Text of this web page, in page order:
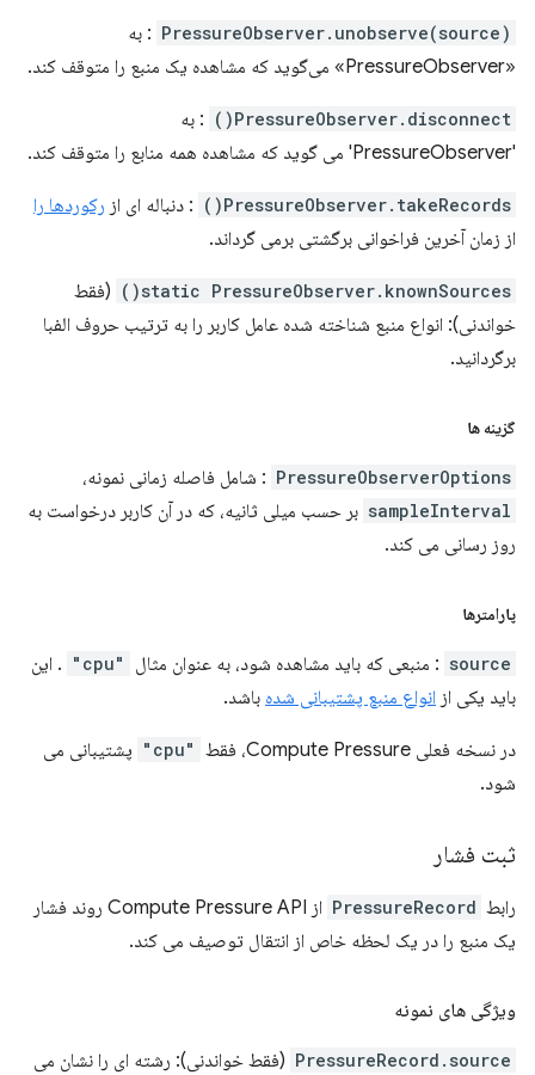
PressureObserver.unobserve(source) : به
«PressureObserver» می‌گوید که مشاهده یک منبع را متوقف کند.
PressureObserver.disconnect()
: به
'PressureObserver' می گوید که مشاهده همه منابع را متوقف کند.
PressureObserver.takeRecords() : دنباله ای از رکوردها را
از زمان آخرین فراخوانی برگشتی برمی گرداند.
static PressureObserver.knownSources()
(فقط
خواندنی): انواع منبع شناخته شده عامل کاربر را به ترتیب حروف الفبا
برگردانید.
گزینه ها
PressureObserverOptions : شامل فاصله زمانی نمونه،
sampleInterval بر حسب میلی ثانیه، که در آن کاربر درخواست به
روز رسانی می کند.
پارامترها
source : منبعی که باید مشاهده شود، به عنوان مثال "cpu"
. این
باید یکی از انواع منبع پشتیبانی شده باشد.
در نسخه فعلی Compute Pressure، فقط "cpu"
پشتیبانی می
شود.
ثبت فشار
رابط PressureRecord
از Compute Pressure API روند فشار
یک منبع را در یک لحظه خاص از انتقال توصیف می کند.
ویژگی های نمونه
PressureRecord.source (فقط خواندنی): رشته ای را نشان می